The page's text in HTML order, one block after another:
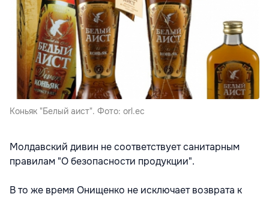
Коньяк "Белый аист". Фото: orl.ec
Молдавский дивин не соответствует санитарным
правилам "О безопасности продукции".
В то же время Онищенко не исключает возврата к